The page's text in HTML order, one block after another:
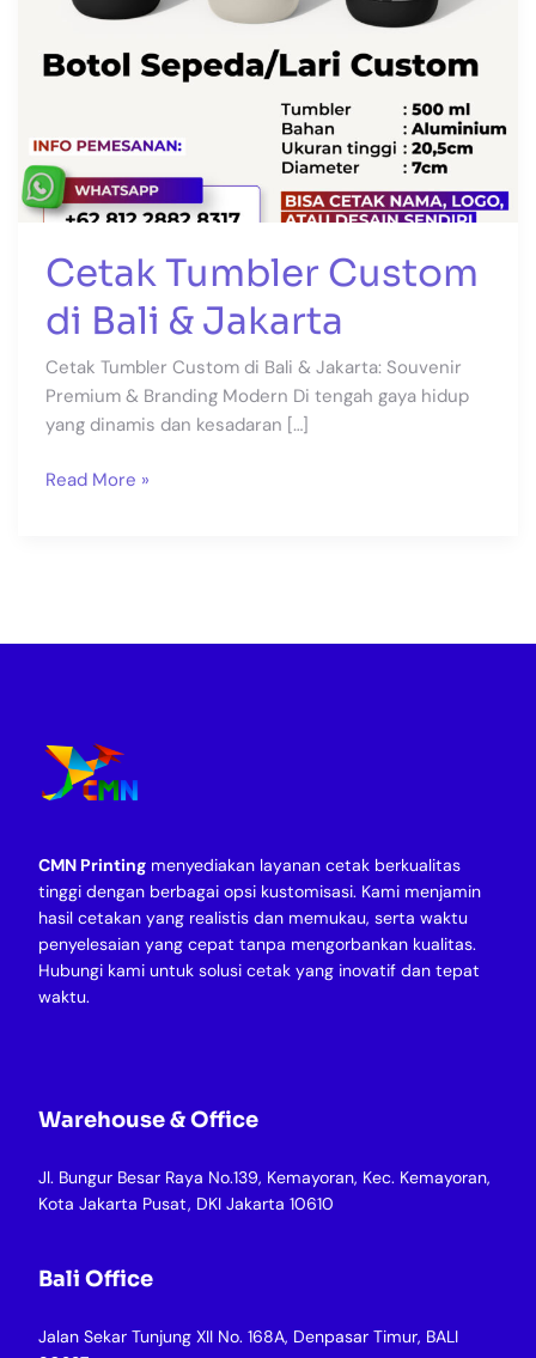
Cetak Tumbler Custom
di Bali & Jakarta
Cetak Tumbler Custom di Bali & Jakarta: Souvenir
Premium & Branding Modern Di tengah gaya hidup
yang dinamis dan kesadaran […]
Read More »
CMN Printing menyediakan layanan cetak berkualitas
tinggi dengan berbagai opsi kustomisasi. Kami menjamin
hasil cetakan yang realistis dan memukau, serta waktu
penyelesaian yang cepat tanpa mengorbankan kualitas.
Hubungi kami untuk solusi cetak yang inovatif dan tepat
waktu.
Warehouse & Office
Jl. Bungur Besar Raya No.139, Kemayoran, Kec. Kemayoran,
Kota Jakarta Pusat, DKI Jakarta 10610
Bali Office
Jalan Sekar Tunjung XII No. 168A, Denpasar Timur, BALI